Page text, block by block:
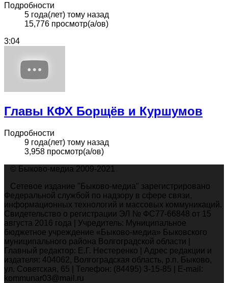
Подробности
5 года(лет) тому назад
15,776 просмотр(а/ов)
3:04
Главы КФХ Борщёв и Куршумов
Подробности
9 года(лет) тому назад
3,958 просмотр(а/ов)
© Быково-медиа 2009-2021
Сетевое издание "Быково-медиа" зарегистрировано
Федеральной службой по надзору в сфере связи,
информационных технологий и массовых коммуникаций.
Свидетельство о регистрации ЭЛ № ФС77-66848 от 15
августа 2016 года | Учредитель: Муниципальное
бюджетное учреждение «Быково-медиа» Быковского
муниципального района Волгоградской области |
Главный редактор: Е.Г. Нестеренко | Адрес редакции и
издателя: 404062, Волгоградская область, р.п. Быково,
ул. Советская, 65 | Телефон: (84495) 3-15-85 | E-mail:
kommunar03@mail.ru